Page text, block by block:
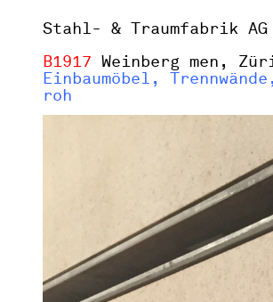
Stahl- & Traumfabrik AG
B1917 Weinberg men,
Einbaumöbel,
roh